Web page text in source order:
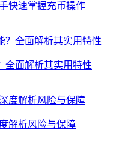
快速掌握充币操作
全面解析其实用特性
解析风险与保障